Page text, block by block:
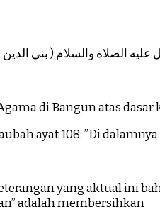
الصلاة والسلام:( بني الدين
di Bangun atas dasar
ayat 108: ”Di
yang aktual ini
adalah membersihkan